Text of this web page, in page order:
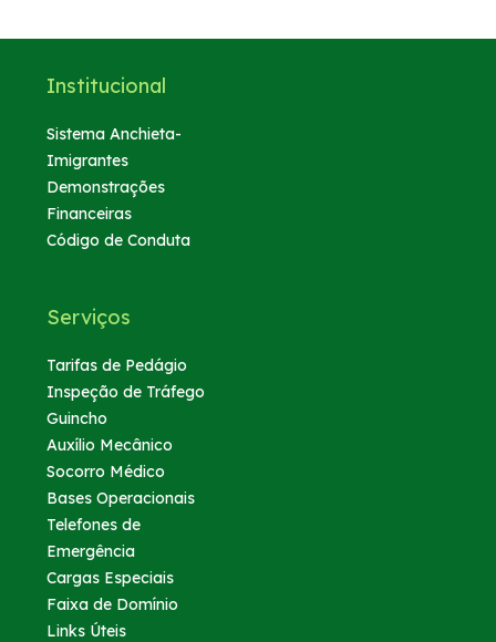
Institucional
Sistema Anchieta-
Imigrantes
Demonstrações
Financeiras
Código de Conduta
Serviços
Tarifas de Pedágio
Inspeção de Tráfego
Guincho
Auxílio Mecânico
Socorro Médico
Bases Operacionais
Telefones de
Emergência
Cargas Especiais
Faixa de Domínio
Links Úteis